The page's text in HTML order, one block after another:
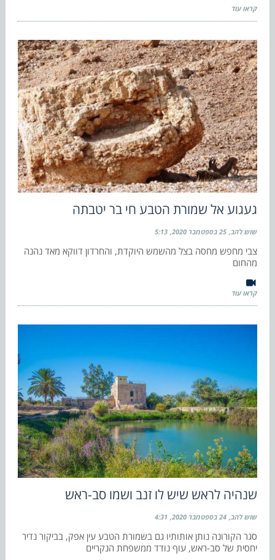
קראו עוד
געגוע אל שמורת הטבע חי בר יטבתה
שוש להב 25 בספטמבר 2020 5:13
צבי מחפש מחסה בצל מהשמש היוקדת, והחרדון דווקא מאד נהנה
מהחום
קראו עוד
שנהיה לראש שיש לו זנב ושמו סב-ראש
שוש להב 24 בספטמבר 2020 4:31
סגר הקורונה נותן אותותיו גם בשמורת הטבע עין אפק, בביקור נדיר
יחסית של סב-ראש, עוף נודד ממשפחת הנקריים